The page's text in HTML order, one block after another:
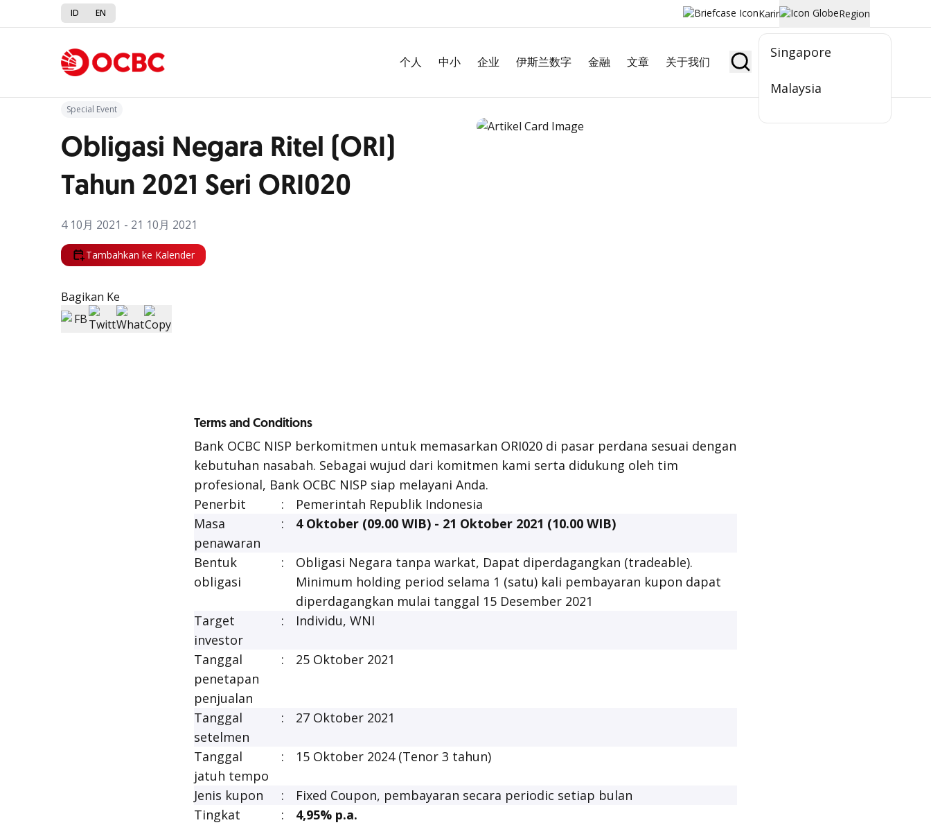
ID EN Karir Region
Singapore
Malaysia
个人 中小 企业 伊斯兰数字 金融 文章 关于我们 Jadi Nasabah
Kembali ke Promo
Special Event
Obligasi Negara Ritel (ORI)
Tahun 2021 Seri ORI020
4 10月 2021 - 21 10月 2021
Tambahkan ke Kalender
Bagikan Ke
Terms and Conditions
Bank OCBC NISP berkomitmen untuk memasarkan ORI020 di pasar perdana sesuai dengan
kebutuhan nasabah. Sebagai wujud dari komitmen kami serta didukung oleh tim
profesional, Bank OCBC NISP siap melayani Anda.
Penerbit
:
Pemerintah Republik Indonesia
Masa
penawaran
: 4 Oktober (09.00 WIB) - 21 Oktober 2021 (10.00 WIB)
Bentuk
obligasi
: Obligasi Negara tanpa warkat, Dapat diperdagangkan (tradeable).
Minimum holding period selama 1 (satu) kali pembayaran kupon dapat
diperdagangkan mulai tanggal 15 Desember 2021
Target
investor
: Individu, WNI
Tanggal
penetapan
penjualan
: 25 Oktober 2021
Tanggal
setelmen
: 27 Oktober 2021
Tanggal
jatuh tempo
: 15 Oktober 2024 (Tenor 3 tahun)
Jenis kupon : Fixed Coupon, pembayaran secara periodic setiap bulan
Tingkat
: 4,95% p.a.